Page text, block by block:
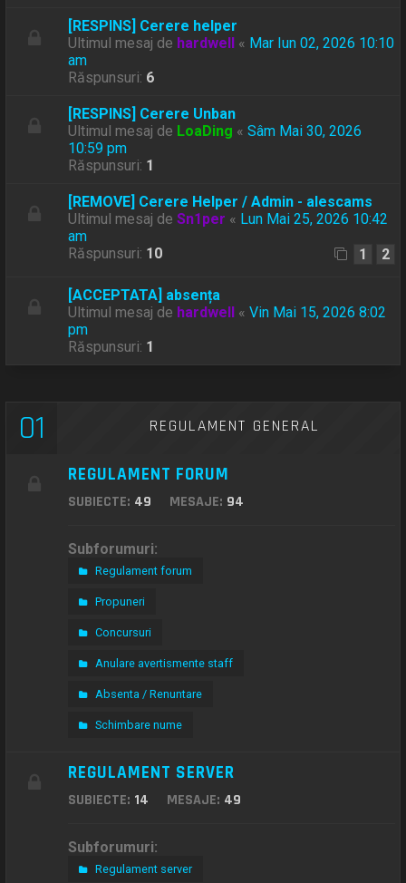
[RESPINS] Cerere helper
Ultimul mesaj de hardwell « Mar Iun 02, 2026 10:10
am
Răspunsuri: 6
[RESPINS] Cerere Unban
Ultimul mesaj de LoaDing «Sâm Mai 30, 2026
10:59 pm
Răspunsuri: 1
[REMOVE] Cerere Helper / Admin - alescams
Ultimul mesaj deSn1per « Lun Mai 25, 2026 10:42
am
Răspunsuri: 10 1 2
[ACCEPTATA] absența
Ultimul mesaj de hardwell «Vin Mai 15, 2026 8:02
pm
Răspunsuri: 1
01 REGULAMENT GENERAL
REGULAMENT FORUM
SUBIECTE: 49 MESAJE: 94
Subforumuri:
Regulament forum
Propuneri
Concursuri
Anulare avertismente staff
Absenta / Renuntare
Schimbare nume
REGULAMENT SERVER
SUBIECTE: 14 MESAJE: 49
Subforumuri:
Regulament server